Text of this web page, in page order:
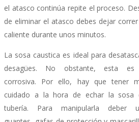
el atasco continúa repite el proceso.
de eliminar el atasco debes dejar
caliente durante unos minutos.
La sosa caustica es ideal para
desagües. No obstante, esta es
corrosiva. Por ello, hay que tener
cuidado a la hora de echar la sosa
tubería. Para manipularla deber